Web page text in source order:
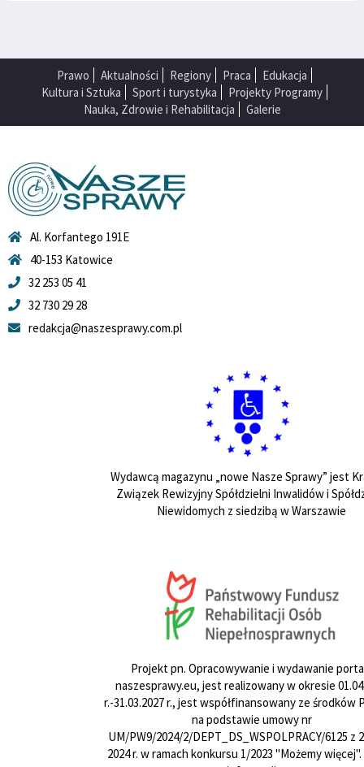
Prawo Aktualności Regiony Praca
Edukacja
Kultura i Sztuka
Sport i turystyka
Projekty Programy
Nauka, Zdrowie i Rehabilitacja
Galerie
Al. Korfantego 191E
40-153 Katowice
32 253 05 41
32 730 29 28
redakcja@naszesprawy.com.pl
Wydawcą magazynu „nowe Nasze Sprawy” jest
Związek Rewizyjny Spółdzielni Inwalidów i
Niewidomych z siedzibą w Warszawie
Projekt pn. Opracowywanie i wydawanie
naszesprawy.eu, jest realizowany w okresie
r.-31.03.2027 r., jest współfinansowany ze środków
na podstawie umowy nr
UM/PW9/2024/2/DEPT_DS_WSPOLPRACY/6125 z
2024 r. w ramach konkursu 1/2023 "Możemy więcej".